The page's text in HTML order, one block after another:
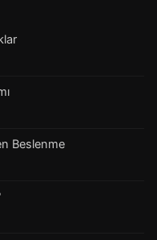
Beslenme